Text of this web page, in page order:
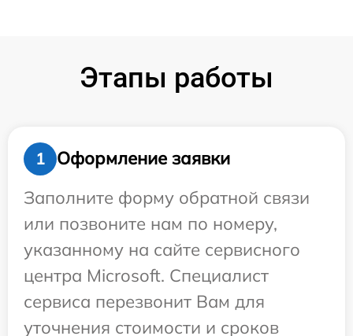
Этапы работы
1
Оформление заявки
Заполните форму обратной связи
или позвоните нам по номеру,
указанному на сайте сервисного
центра Microsoft. Специалист
сервиса перезвонит Вам для
уточнения стоимости и сроков